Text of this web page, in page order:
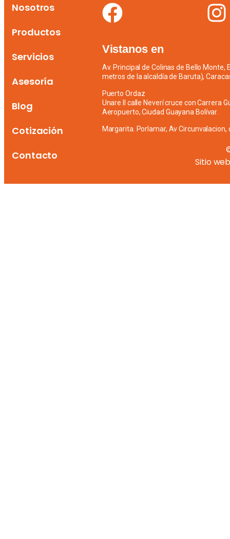
Nosotros
Productos
Servicios
Asesoría
Blog
Cotización
Contacto
Vistanos en
Av. Principal de Colinas de Bello Monte,
metros de la alcaldía de Baruta),
Puerto Ordaz
Unare II calle Neverí cruce con Carrera
Aeropuerto, Ciudad Guayana Bolívar.
Margarita. Porlamar, Av Circunvalacion,
Sitio